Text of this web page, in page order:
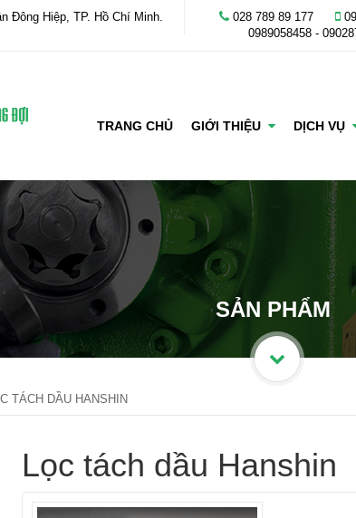
Đông Hiệp, TP. Hồ Chí Minh. 028 789 89 177
‭0989058458‬ -
TRANG CHỦ GIỚI THIỆU DỊCH VỤ
SẢN PHẨM
TÁCH DẦU HANSHIN
Lọc tách dầu Hanshin